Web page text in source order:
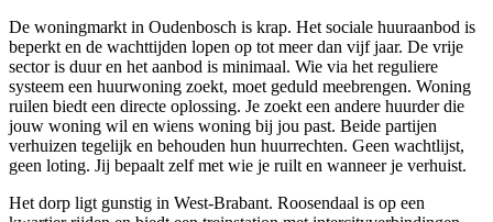
De woningmarkt in Oudenbosch is krap. Het sociale huuraanbod is
beperkt en de wachttijden lopen op tot meer dan vijf jaar. De vrije
sector is duur en het aanbod is minimaal. Wie via het reguliere
systeem een huurwoning zoekt, moet geduld meebrengen. Woning
ruilen biedt een directe oplossing. Je zoekt een andere huurder die
jouw woning wil en wiens woning bij jou past. Beide partijen
verhuizen tegelijk en behouden hun huurrechten. Geen wachtlijst,
geen loting. Jij bepaalt zelf met wie je ruilt en wanneer je verhuist.
Het dorp ligt gunstig in West-Brabant. Roosendaal is op een